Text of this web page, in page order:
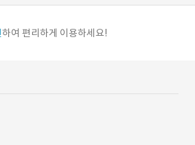
하여 편리하게 이용하세요!